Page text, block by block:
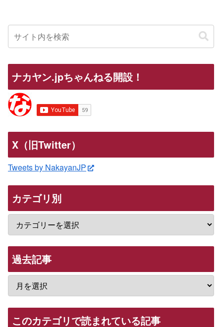
ナカヤン.jpちゃんねる開設！
X（旧Twitter）
Tweets by NakayanJP
カテゴリ別
過去記事
このカテゴリで読まれている記事